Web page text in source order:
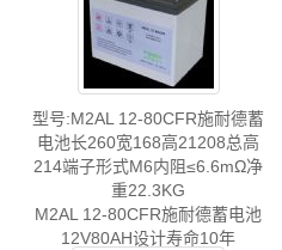
型号:M2AL 12-80CFR施耐德蓄
电池长260宽168高21208总高
214端子形式M6内阻≤6.6mΩ净
重22.3KG
M2AL 12-80CFR施耐德蓄电池
12V80AH设计寿命10年